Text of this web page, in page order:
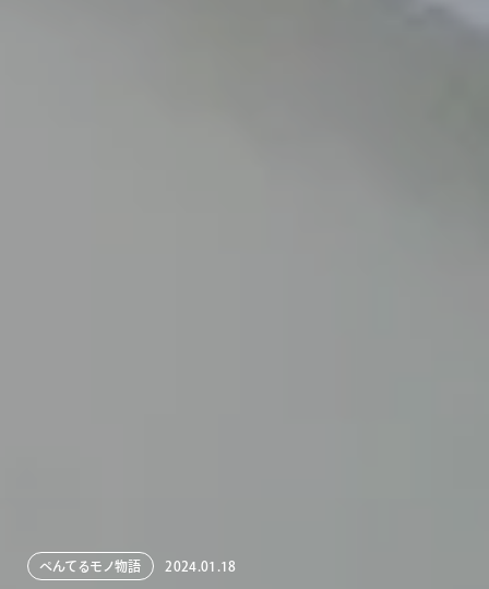
ぺんてるモノ物語 2024.01.18